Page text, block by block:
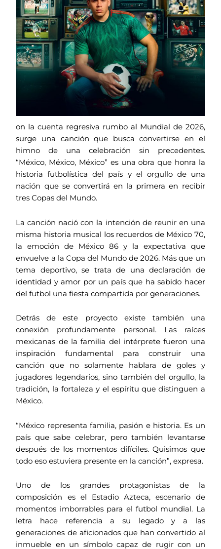
on la cuenta regresiva rumbo al Mundial de 2026,
surge una canción que busca convertirse en el
himno de una celebración sin precedentes.
“México, México, México” es una obra que honra la
historia futbolística del país y el orgullo de una
nación que se convertirá en la primera en recibir
tres Copas del Mundo.
La canción nació con la intención de reunir en una
misma historia musical los recuerdos de México 70,
la emoción de México 86 y la expectativa que
envuelve a la Copa del Mundo de 2026. Más que un
tema deportivo, se trata de una declaración de
identidad y amor por un país que ha sabido hacer
del futbol una fiesta compartida por generaciones.
Detrás de este proyecto existe también una
conexión profundamente personal. Las raíces
mexicanas de la familia del intérprete fueron una
inspiración fundamental para construir una
canción que no solamente hablara de goles y
jugadores legendarios, sino también del orgullo, la
tradición, la fortaleza y el espíritu que distinguen a
México.
“México representa familia, pasión e historia. Es un
país que sabe celebrar, pero también levantarse
después de los momentos difíciles. Quisimos que
todo eso estuviera presente en la canción”, expresa.
Uno de los grandes protagonistas de la
composición es el Estadio Azteca, escenario de
momentos imborrables para el futbol mundial. La
letra hace referencia a su legado y a las
generaciones de aficionados que han convertido al
inmueble en un símbolo capaz de rugir con un